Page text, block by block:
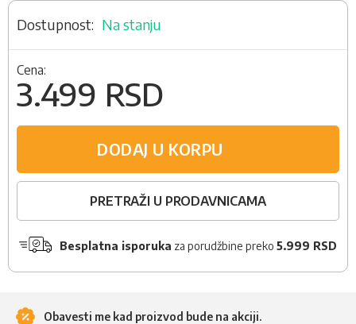
Na stanju
Cena:
3.499 RSD
DODAJ U KORPU
PRETRAŽI U PRODAVNICAMA
Besplatna isporuka za porudžbine preko 5.999 RSD
Obavesti me kad proizvod bude na akciji.